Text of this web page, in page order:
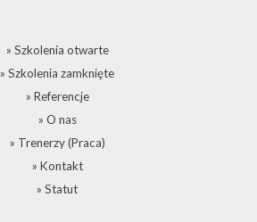
» Szkolenia otwarte
» Szkolenia zamknięte
» Referencje
» O nas
» Trenerzy (Praca)
» Kontakt
» Statut